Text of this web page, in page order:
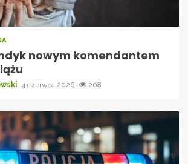
nowym komendantem
4 czerwca 2026 208